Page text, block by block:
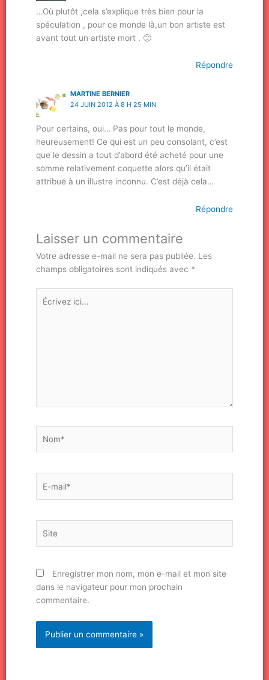
…Où plutôt ,cela s’explique très bien pour la
spéculation , pour ce monde là,un bon artiste est
avant tout un artiste mort . 🙂
Répondre
MARTINE BERNIER
24 JUIN 2012 À 8 H 25 MIN
Pour certains, oui… Pas pour tout le monde,
heureusement! Ce qui est un peu consolant, c’est
que le dessin a tout d’abord été acheté pour une
somme relativement coquette alors qu’il était
attribué à un illustre inconnu. C’est déjà cela…
Répondre
Laisser un commentaire
Votre adresse e-mail ne sera pas publiée. Les
champs obligatoires sont indiqués avec *
Écrivez
ici…
mail*
Enregistrer mon nom, mon e-mail et mon site
dans le navigateur pour mon prochain
commentaire.